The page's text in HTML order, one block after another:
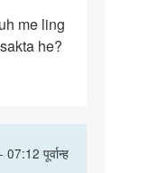
me ling
he?
पूर्वान्ह